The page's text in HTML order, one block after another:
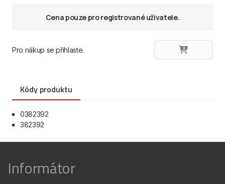
Cena pouze pro registrované uživatele.
Pro nákup se přihlaste.
Kódy produktu
0382392
382392
Informátor